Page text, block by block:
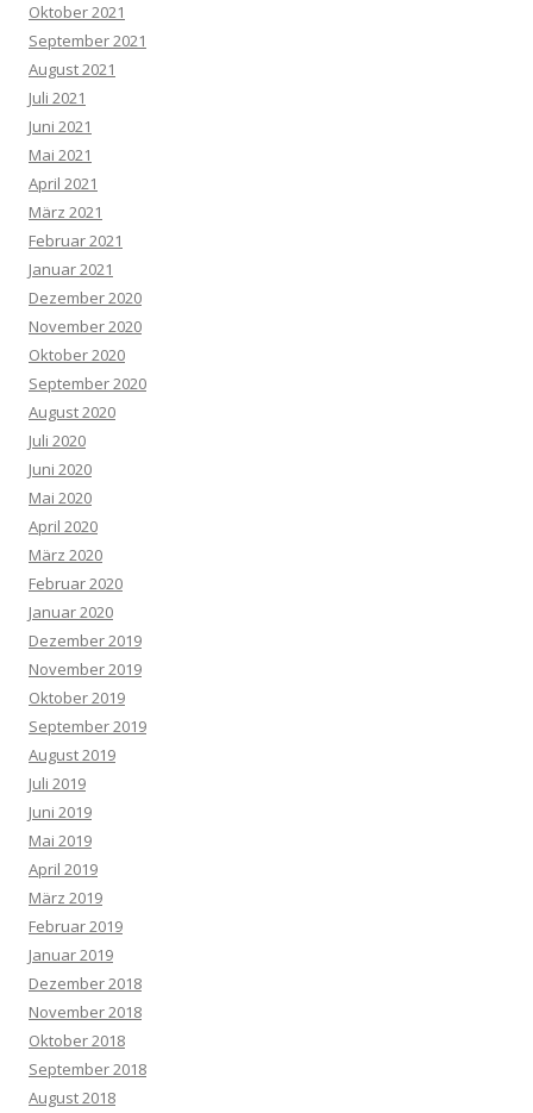
Oktober 2021
September 2021
August 2021
Juli 2021
Juni 2021
Mai 2021
April 2021
März 2021
Februar 2021
Januar 2021
Dezember 2020
November 2020
Oktober 2020
September 2020
August 2020
Juli 2020
Juni 2020
Mai 2020
April 2020
März 2020
Februar 2020
Januar 2020
Dezember 2019
November 2019
Oktober 2019
September 2019
August 2019
Juli 2019
Juni 2019
Mai 2019
April 2019
März 2019
Februar 2019
Januar 2019
Dezember 2018
November 2018
Oktober 2018
September 2018
August 2018